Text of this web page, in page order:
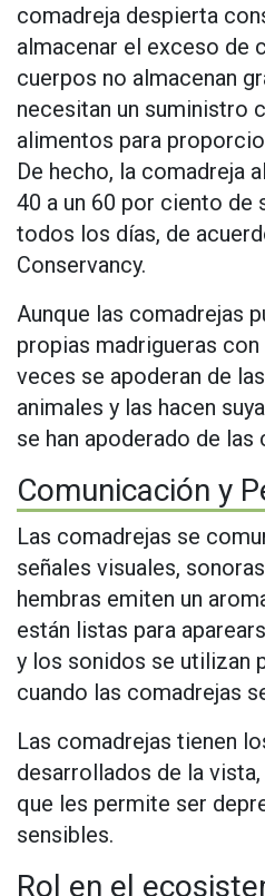
comadreja despierta
almacenar el exceso de
cuerpos no almacenan
necesitan un suministro
alimentos para
De hecho, la comadreja
40 a un 60 por ciento de
todos los días, de
Conservancy.
Aunque las comadrejas
propias madrigueras
veces se apoderan de
animales y las hacen
se han apoderado de
Comunicación y
Las comadrejas se
señales visuales,
hembras emiten un
están listas para
y los sonidos se utilizan
cuando las comadrejas
Las comadrejas tienen
desarrollados de la
que les permite ser
sensibles.
Rol en el